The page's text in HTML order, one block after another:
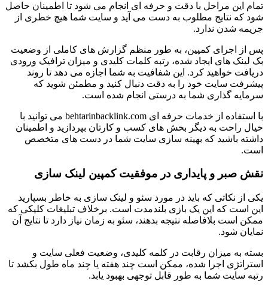
تمام این مراحل با دقت و حرفه ای انجام می شود تا اطمینان حاصل
شود که نتایج مطلوب به دست می آید و سایت شما هیچ خطری از
جریمه شدن ندارد.
پس از اجرای کمپین، به طور منظم گزارش های کاملی از وضعیت
بک لینک های ایجاد شده، رتبه کلمات کلیدی و میزان ترافیک ورودی
دریافت خواهید کرد. این شفافیت به شما اجازه می دهد تا روند
پیشرفت سایت خود را به دقت دنبال کنید و مطمئن شوید که
سرمایه گذاری شما به درستی انجام شده است.
با استفاده از خدمات حرفه ای behtarinbacklink.com می توانید با
خیال راحت به دیگر بخش های کسب و کارتان بپردازید و اطمینان
داشته باشید که بهینه سازی سایت شما در دست های متخصص
است.
نقش صبر و پایداری در موفقیت کمپین لینک سازی
یکی از نکاتی که باید در مورد سئو و لینک سازی به خاطر بسپارید
این است که این یک بازی بلندمدت است. برخلاف تبلیغات کلیکی که
ممکن است بلافاصله نتیجه بدهند، سئو به زمان نیاز دارد تا نتایج آن
نمایان شود.
بسته به میزان رقابت در کلمه کلیدی، وضعیت فعلی سایت و
استراتژی اجرا شده، ممکن است چند هفته یا چند ماه طول بکشد تا
رتبه سایت شما به طور قابل توجهی بهبود یابد.